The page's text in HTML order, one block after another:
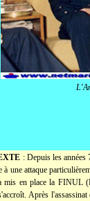
: Depuis les
à une attaque
mis en place la FINUL
Après